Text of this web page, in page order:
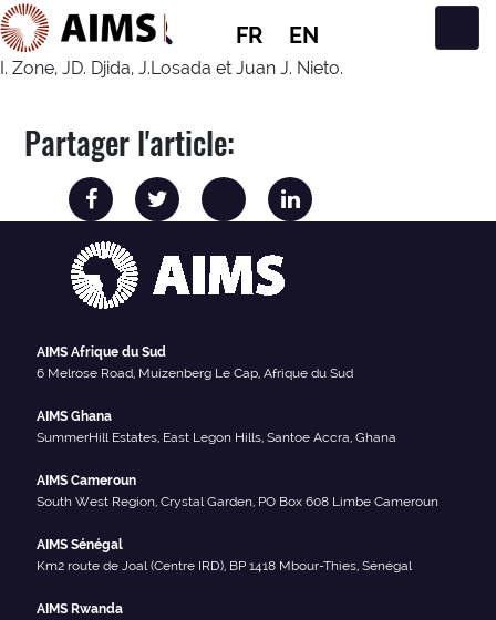
FR EN
Navigation principale
I. Zone, JD. Djida, J.Losada et Juan J. Nieto.
Partager l'article:
AIMS Afrique du Sud
6 Melrose Road, Muizenberg Le Cap, Afrique du Sud
AIMS Ghana
SummerHill Estates, East Legon Hills, Santoe Accra, Ghana
AIMS Cameroun
South West Region, Crystal Garden, PO Box 608 Limbe Cameroun
AIMS Sénégal
Km2 route de Joal (Centre IRD), BP 1418 Mbour-Thies, Sénégal
AIMS Rwanda